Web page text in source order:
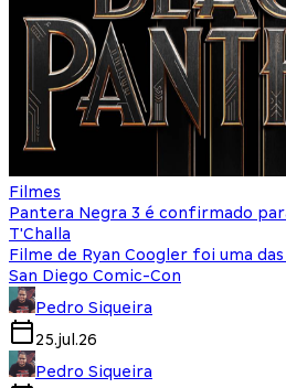
Filmes
Pantera Negra 3 é confirmado
T'Challa
Filme de Ryan Coogler foi uma
San Diego Comic-Con
Pedro Siqueira
25.jul.26
Pedro Siqueira